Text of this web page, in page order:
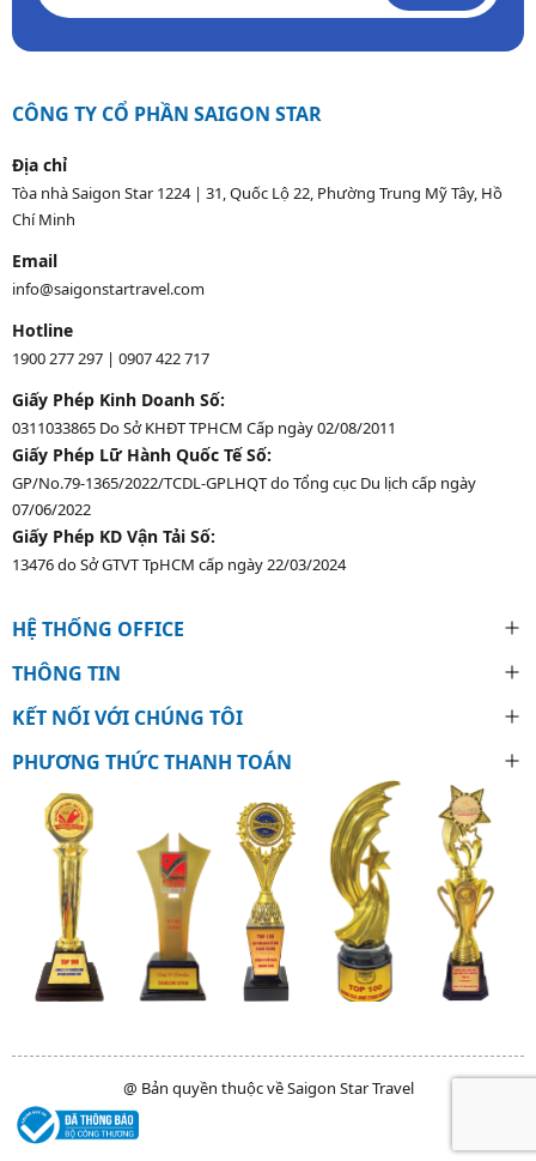
CÔNG TY CỔ PHẦN SAIGON STAR
Địa chỉ
Tòa nhà Saigon Star 1224 | 31, Quốc Lộ 22, Phường Trung Mỹ Tây, Hồ
Chí Minh
Email
info@saigonstartravel.com
Hotline
1900 277 297 | 0907 422 717
Giấy Phép Kinh Doanh Số:
0311033865 Do Sở KHĐT TPHCM Cấp ngày 02/08/2011
Giấy Phép Lữ Hành Quốc Tế Số:
GP/No.79-1365/2022/TCDL-GPLHQT do Tổng cục Du lịch cấp ngày
07/06/2022
Giấy Phép KD Vận Tải Số:
13476 do Sở GTVT TpHCM cấp ngày 22/03/2024
HỆ THỐNG OFFICE
THÔNG TIN
KẾT NỐI VỚI CHÚNG TÔI
PHƯƠNG THỨC THANH TOÁN
@ Bản quyền thuộc về Saigon Star Travel